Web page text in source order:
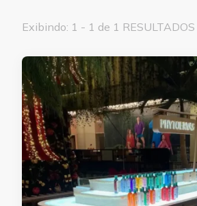
Exibindo: 1 - 1 de 1 RESULTADOS